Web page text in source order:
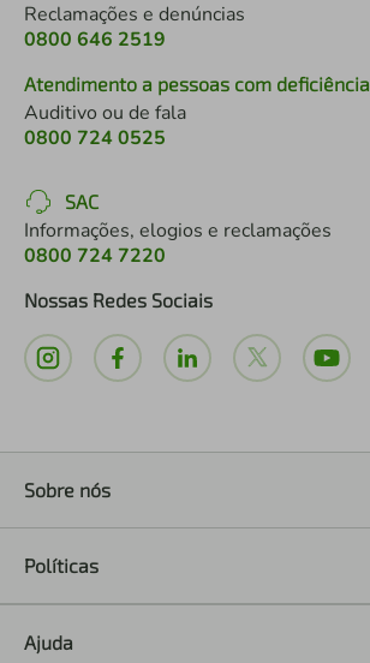
Reclamações e denúncias
0800 646 2519
Atendimento a pessoas com deficiência
Auditivo ou de fala
0800 724 0525
SAC
Informações, elogios e reclamações
0800 724 7220
Nossas Redes Sociais
Sobre nós
Políticas
Ajuda